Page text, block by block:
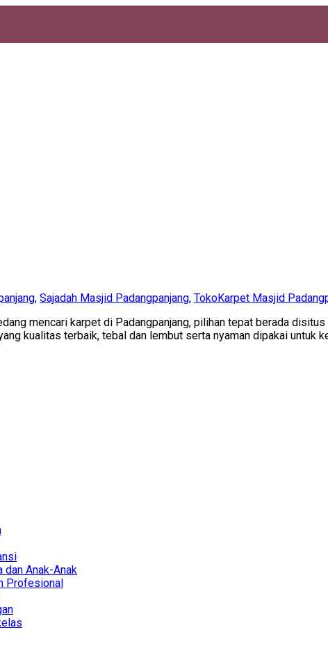
, Sajadah Masjid Padangpanjang, TokoKarpet Masjid
mencari karpet di Padangpanjang, pilihan tepat berada
kualitas terbaik, tebal dan lembut serta nyaman dipakai untuk
Anak-Anak
Profesional